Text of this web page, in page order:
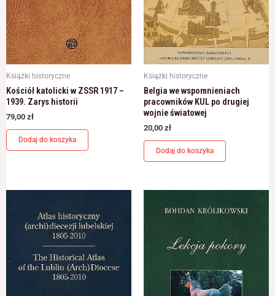
Książki historyczne
Kościół katolicki w ZSSR 1917 –
1939. Zarys historii
79,00 zł
Dodaj do koszyka
Książki historyczne
Belgia we wspomnieniach
pracowników KUL po drugiej
wojnie światowej
20,00 zł
Dodaj do koszyka